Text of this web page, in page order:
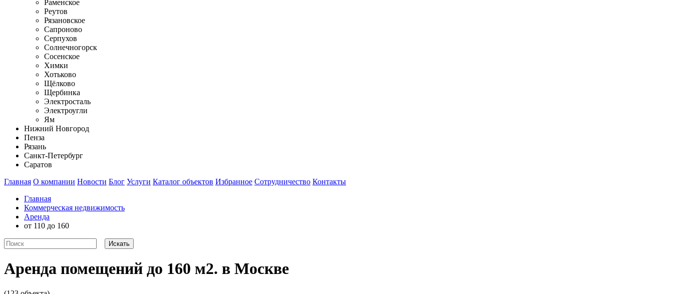
Раменское
Реутов
Рязановское
Сапроново
Серпухов
Солнечногорск
Сосенское
Химки
Хотьково
Щёлково
Щербинка
Электросталь
Электроугли
Ям
Нижний Новгород
Пенза
Рязань
Санкт-Петербург
Саратов
Главная О компании Новости Блог Услуги Каталог объектов Избранное Сотрудничество Контакты
Главная
Коммерческая недвижимость
Аренда
от 110 до 160
Аренда помещений до 160 м2. в Москве